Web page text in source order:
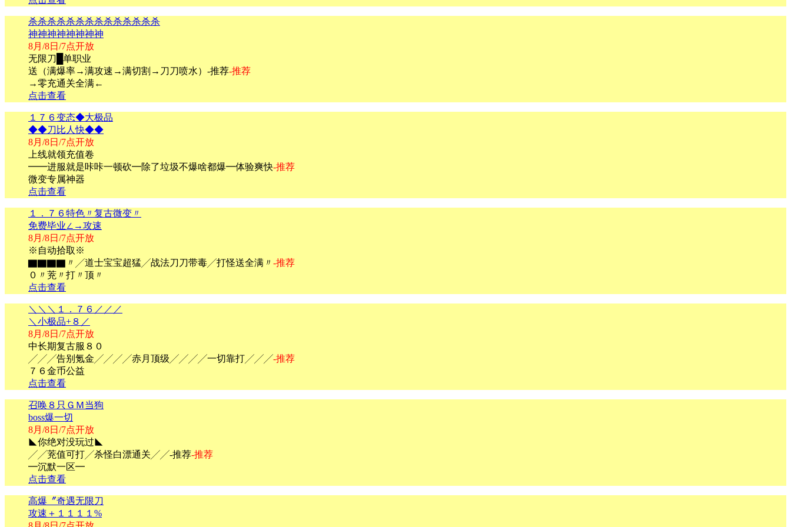
杀杀杀杀杀杀杀杀杀杀杀杀杀杀
神神神神神神神神
8月/8日/7点开放
无限刀█单职业
送（满爆率→满攻速→满切割→刀刀喷水）-推荐-推荐
→零充通关全满←
点击查看
１７６变态◆大极品
◆◆刀比人快◆◆
8月/8日/7点开放
上线就领充值卷
━━进服就是咔咔一顿砍━除了垃圾不爆啥都爆━体验爽快-推荐
微变专属神器
点击查看
１．７６特色〃复古微变〃
免费毕业∠→攻速
8月/8日/7点开放
※自动拾取※
▇▇▇▇〃╱道士宝宝超猛╱战法刀刀带毒╱打怪送全满〃 -推荐
０〃茺〃打〃顶〃
点击查看
＼＼＼１．７６／／／
＼小极品+８／
8月/8日/7点开放
中长期复古服８０
╱╱╱告别氪金╱╱╱╱赤月顶级╱╱╱╱一切靠打╱╱╱-推荐
７６金币公益
点击查看
召唤８只ＧＭ当狗
boss爆一切
8月/8日/7点开放
◣你绝对没玩过◣
╱╱茺值可打╱杀怪白漂通关╱╱-推荐-推荐
━沉默一区━
点击查看
高爆〞奇遇无限刀
攻速＋１１１１%